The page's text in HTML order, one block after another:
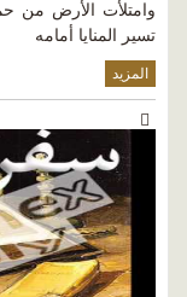
وامتلأت الأرض من
تسير المنايا أمامه
المزيد